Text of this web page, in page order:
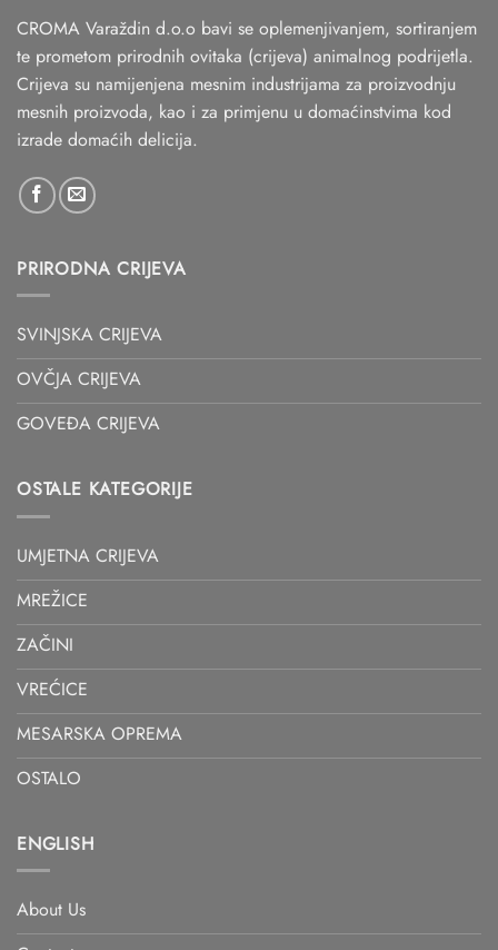
CROMA Varaždin d.o.o bavi se oplemenjivanjem, sortiranjem
te prometom prirodnih ovitaka (crijeva) animalnog podrijetla.
Crijeva su namijenjena mesnim industrijama za proizvodnju
mesnih proizvoda, kao i za primjenu u domaćinstvima kod
izrade domaćih delicija.
PRIRODNA CRIJEVA
SVINJSKA CRIJEVA
OVČJA CRIJEVA
GOVEĐA CRIJEVA
OSTALE KATEGORIJE
UMJETNA CRIJEVA
MREŽICE
ZAČINI
VREĆICE
MESARSKA OPREMA
OSTALO
ENGLISH
About Us